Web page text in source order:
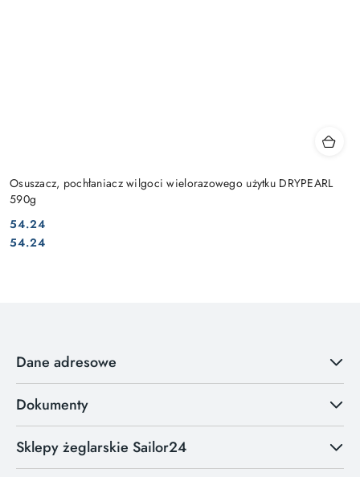
Osuszacz, pochłaniacz wilgoci wielorazowego użytku DRYPEARL
590g
Cena:
54.24
Cena:
54.24
Dane adresowe
Dokumenty
Sklepy żeglarskie Sailor24